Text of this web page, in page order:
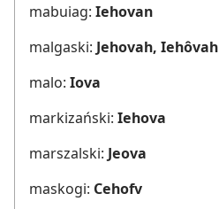
mabuiag: Iehovan
malgaski: Jehovah, Iehôvah
malo: Iova
markizański: Iehova
marszalski: Jeova
maskogi: Cehofv